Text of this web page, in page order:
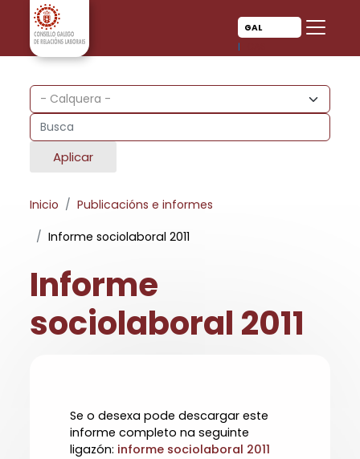
Ir o contido principal
GAL
Aplicar
Inicio Publicacións e informes
Informe sociolaboral 2011
Informe
sociolaboral 2011
Se o desexa pode descargar este
informe completo na seguinte
ligazón: informe sociolaboral 2011